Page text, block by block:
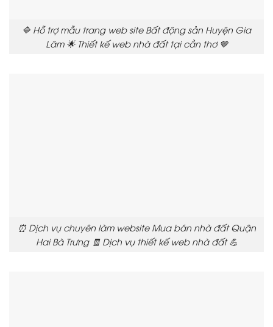
🔷 Hỗ trợ mẫu trang web site Bất động sản Huyện Gia
Lâm 🌟 Thiết kế web nhà đất tại cần thơ 🤎
⏰ Dịch vụ chuyên làm website Mua bán nhà đất Quận
Hai Bà Trưng 🧾 Dịch vụ thiết kế web nhà đất 💪